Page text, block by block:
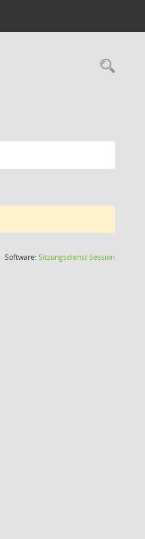
Software:SitzungsdienstSession(Wird in